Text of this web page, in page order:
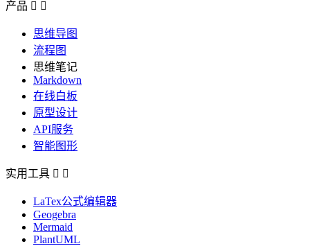
产品  
思维导图
流程图
思维笔记
Markdown
在线白板
原型设计
API服务
智能图形
实用工具  
LaTex公式编辑器
Geogebra
Mermaid
PlantUML